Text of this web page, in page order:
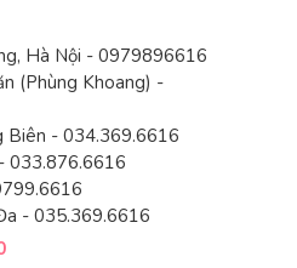
Hà Nội - 0979896616
(Phùng Khoang) -
Biên - 034.369.6616
033.876.6616
- 035.369.6616